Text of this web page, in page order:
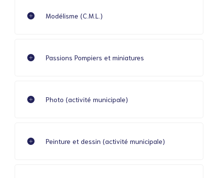
Modélisme (C.M.L.)
Passions Pompiers et miniatures
Photo (activité municipale)
Peinture et dessin (activité municipale)